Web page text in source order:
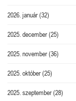
2026. január(32)
2025. december(25)
2025. november(36)
2025. október(25)
2025. szeptember(28)